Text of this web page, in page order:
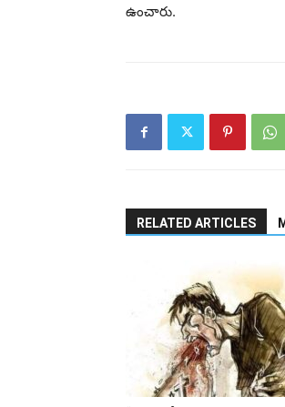
ఉంచారు.
RELATED ARTICLES